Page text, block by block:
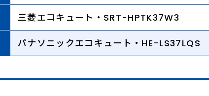
三菱エコキュート・SRT-HPTK37W3
パナソニックエコキュート・HE-LS37LQS